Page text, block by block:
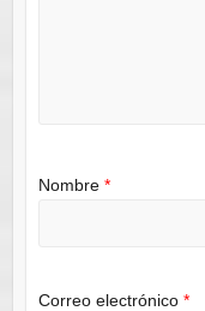
Nombre *
Correo electrónico *